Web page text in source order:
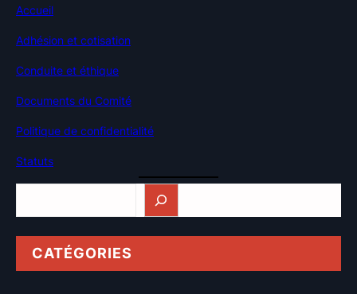
Accueil
Adhésion et cotisation
Conduite et éthique
Documents du Comité
Politique de confidentialité
Statuts
CATÉGORIES